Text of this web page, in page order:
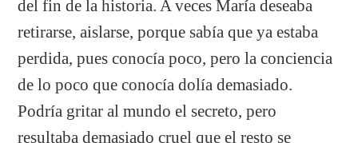
del fin de la historia. A veces María deseaba
retirarse, aislarse, porque sabía que ya estaba
perdida, pues conocía poco, pero la conciencia
de lo poco que conocía dolía demasiado.
Podría gritar al mundo el secreto, pero
resultaba demasiado cruel que el resto se